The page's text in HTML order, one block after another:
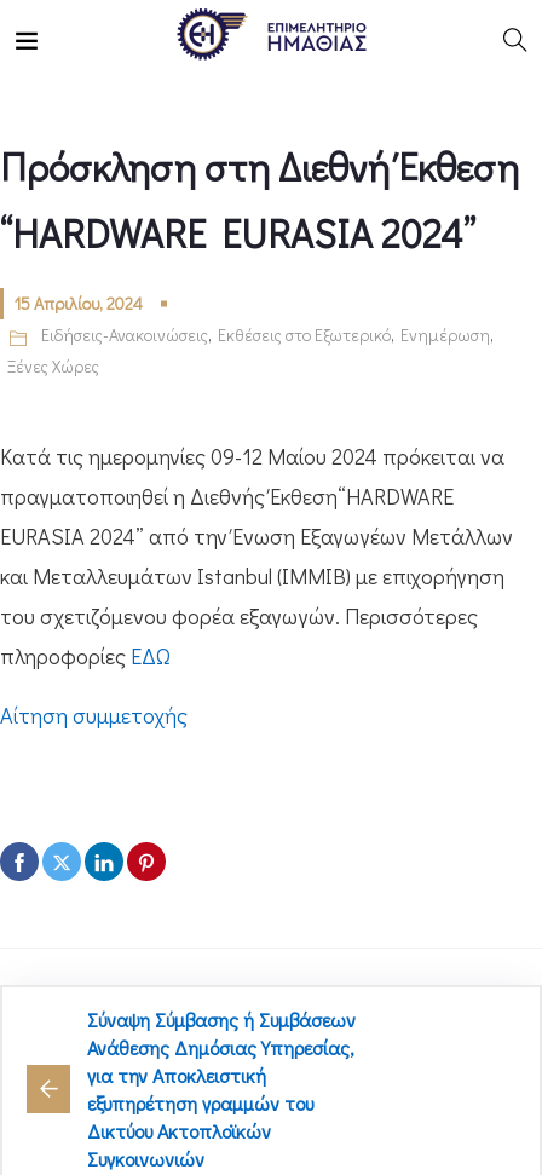
Πρόσκληση στη Διεθνή Έκθεση
“HARDWARE EURASIA 2024”
15 Απριλίου, 2024
Ειδήσεις-Ανακοινώσεις, Εκθέσεις στο Εξωτερικό, Ενημέρωση,
Ξένες Χώρες
Κατά τις ημερομηνίες 09-12 Μαίου 2024 πρόκειται να
πραγματοποιηθεί η Διεθνής Έκθεση“HARDWARE
EURASIA 2024” από την Ένωση Εξαγωγέων Μετάλλων
και Μεταλλευμάτων Istanbul (IMMIB) με επιχορήγηση
του σχετιζόμενου φορέα εξαγωγών. Περισσότερες
πληροφορίες ΕΔΩ
Αίτηση συμμετοχής
Σύναψη Σύμβασης ή Συμβάσεων
Ανάθεσης Δημόσιας Υπηρεσίας,
για την Αποκλειστική
εξυπηρέτηση γραμμών του
Δικτύου Ακτοπλοϊκών
Συγκοινωνιών